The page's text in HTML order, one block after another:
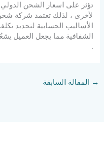
تؤثر على اسعار الشحن
لأخرى ، لذلك تعتمد شركة
الأساليب الحسابية لتحديد
الشفافية مما يجعل العميل
.
→ المقالة السابقة